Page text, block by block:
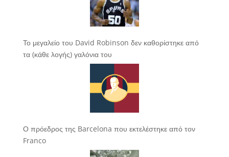
Το μεγαλείο του David Robinson δεν καθορίστηκε από
τα (κάθε λογής) γαλόνια του
Ο πρόεδρος της Barcelona που εκτελέστηκε από τον
Franco